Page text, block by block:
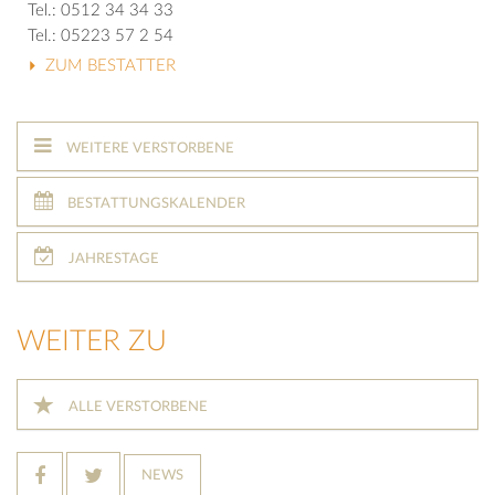
Tel.: 0512 34 34 33
Tel.: 05223 57 2 54
ZUM BESTATTER
WEITERE VERSTORBENE
BESTATTUNGSKALENDER
JAHRESTAGE
WEITER ZU
ALLE VERSTORBENE
NEWS